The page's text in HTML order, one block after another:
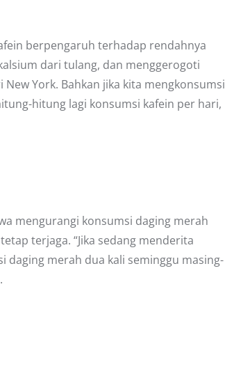
berpengaruh terhadap rendahnya
dari tulang, dan menggerogoti
York. Bahkan jika kita mengkonsumsi
hitung lagi konsumsi kafein per hari,
mengurangi konsumsi daging merah
terjaga. “Jika sedang menderita
merah dua kali seminggu masing-